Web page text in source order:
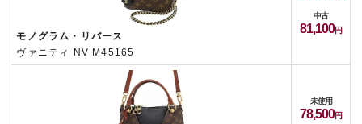
モノグラム・リバース
ヴァニティ NV M45165
中古
81,100
未使用
78,500